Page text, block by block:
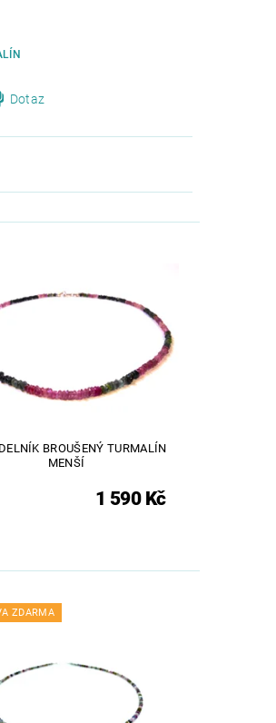
Dotaz
BROUŠENÝ TURMALÍN
MENŠÍ
1 590 Kč
ZDARMA